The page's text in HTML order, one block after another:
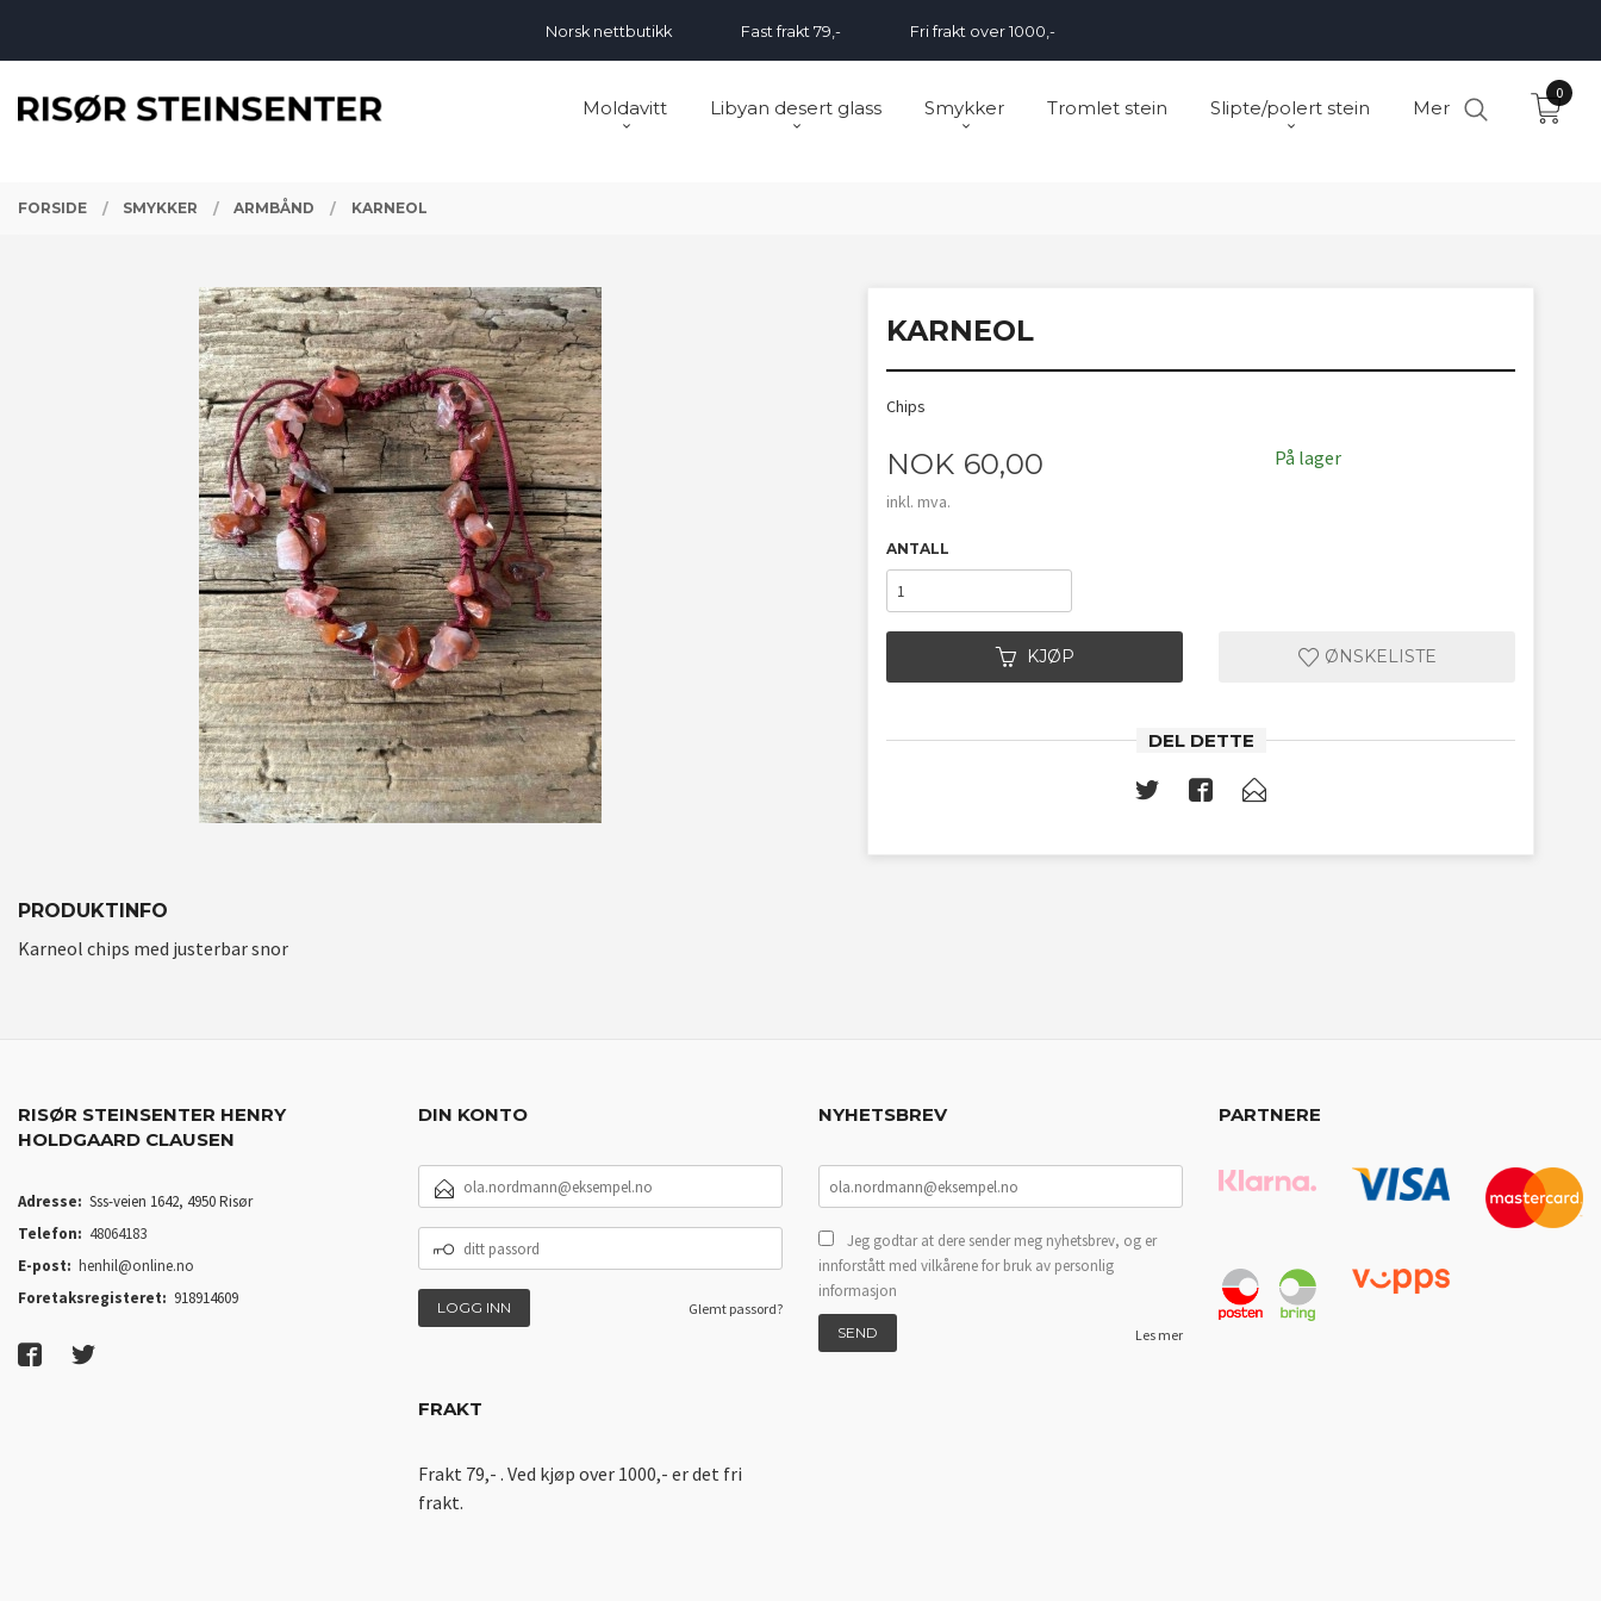
Norsk nettbutikk Fast frakt 79,- Fri frakt over 1000,-
Moldavitt Libyan desert glass Smykker Tromlet stein Slipte/polert stein Mer
0
FORSIDE SMYKKER ARMBÅND KARNEOL
KARNEOL
Chips
Pris
NOK 60,00
inkl. mva.
På lager
ANTALL
KJØP ØNSKELISTE
DEL DETTE
PRODUKTINFO
Karneol chips med justerbar snor
RISØR STEINSENTER HENRY
HOLDGAARD CLAUSEN
Adresse: Sss-veien 1642, 4950 Risør
Telefon: 48064183
E-post: henhil@online.no
Foretaksregisteret: 918914609
DIN KONTO
POSTADRESSE
PASSORD
Glemt passord?
FRAKT
Frakt 79,- . Ved kjøp over 1000,- er det fri
frakt.
NYHETSBREV
Jeg godtar at dere sender meg nyhetsbrev, og er
innforstått med vilkårene for bruk av personlig
informasjon
Les mer
PARTNERE